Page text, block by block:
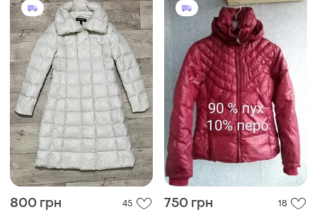
800 грн 45 750 грн 18